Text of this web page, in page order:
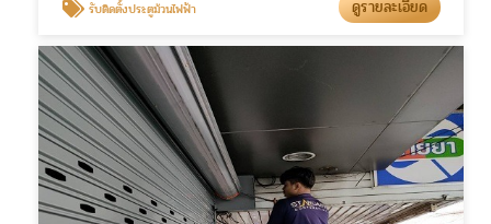
รับติดตั้งประตูม้วนไฟฟ้า ดูรายละเอียด